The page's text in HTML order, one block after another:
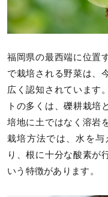
福岡県の最西端に位置
で栽培される野菜は、
広く認知されています
トの多くは、礫耕栽培
培地に土ではなく溶岩
栽培方法では、水を
り、根に十分な酸素が
いう特徴があります。